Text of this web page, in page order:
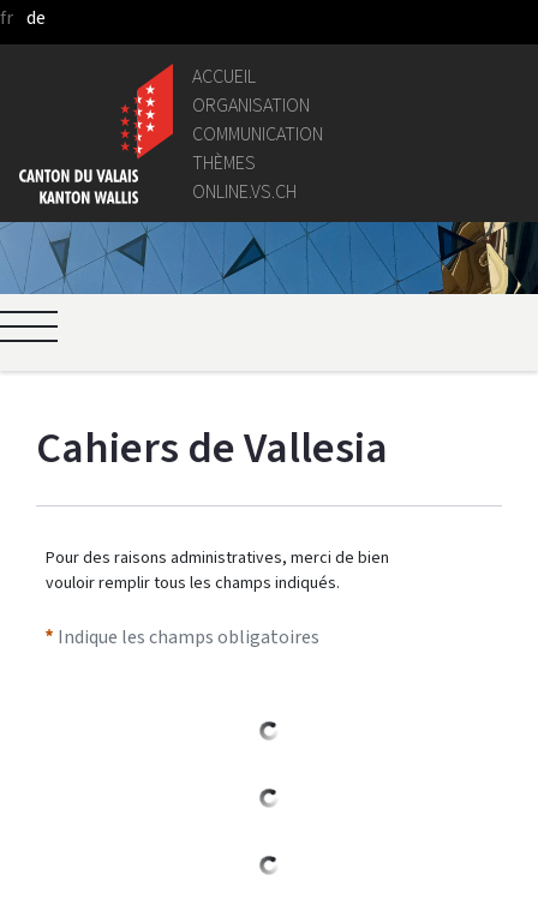
Saut au contenu principal
fr de
ACCUEIL
ORGANISATION
COMMUNICATION
THÈMES
ONLINE.VS.CH
Cahiers de Vallesia
Pour des raisons administratives, merci de bien
vouloir remplir tous les champs indiqués.
Indique les champs obligatoires